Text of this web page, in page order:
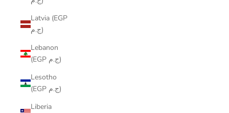
Latvia (EGP
ج.م)
Lebanon
(EGP ج.م)
Lesotho
(EGP ج.م)
Liberia